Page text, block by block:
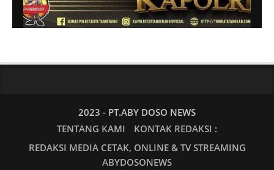
2023 - PT.ABY DOSO NEWS
TENTANG KAMI
KONTAK REDAKSI :
REDAKSI MEDIA CETAK, ONLINE & TV STREAMING
ABYDOSONEWS